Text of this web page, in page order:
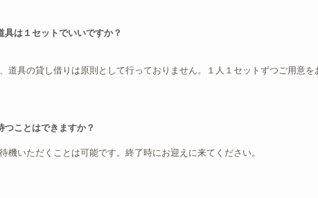
は１セットでいいですか？
道具の貸し借りは原則として行っておりません。１人１セットずつご用意を
ことはできますか？
機いただくことは可能です。終了時にお迎えに来てください。